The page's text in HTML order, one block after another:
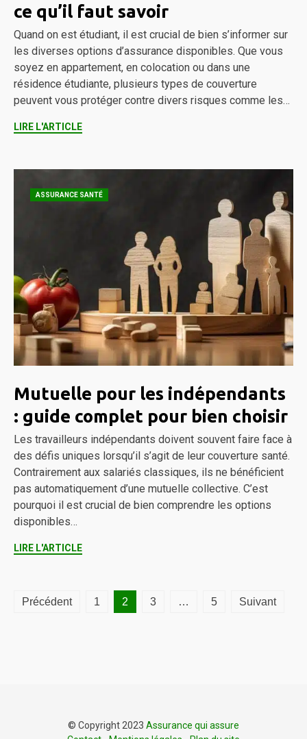
ce qu’il faut savoir
Quand on est étudiant, il est crucial de bien s’informer sur
les diverses options d’assurance disponibles. Que vous
soyez en appartement, en colocation ou dans une
résidence étudiante, plusieurs types de couverture
peuvent vous protéger contre divers risques comme les…
LIRE L'ARTICLE
ASSURANCE SANTÉ
Mutuelle pour les indépendants
: guide complet pour bien choisir
Les travailleurs indépendants doivent souvent faire face à
des défis uniques lorsqu’il s’agit de leur couverture santé.
Contrairement aux salariés classiques, ils ne bénéficient
pas automatiquement d’une mutuelle collective. C’est
pourquoi il est crucial de bien comprendre les options
disponibles…
LIRE L'ARTICLE
Pagination
Précédent 1 2 3 … 5 Suivant
© Copyright 2023 Assurance qui assure